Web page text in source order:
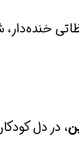
خنده‌دار،
، در دل